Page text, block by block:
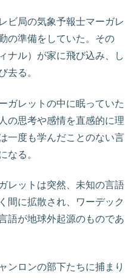
ビ局の気象予報士マーガレ
の準備をしていた。その
ナル）が家に飛び込み、し
去る。
ガレットの中に眠っていた
の思考や感情を直感的に理
一度も学んだことのない言
なる。
レットは突然、未知の言語
間に拡散され、ワーデック
語が地球外起源のものであ
ンロンの部下たちに捕まり